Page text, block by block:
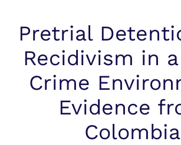
Pretrial
Recidivism in
Crime
Evidence
Colombia